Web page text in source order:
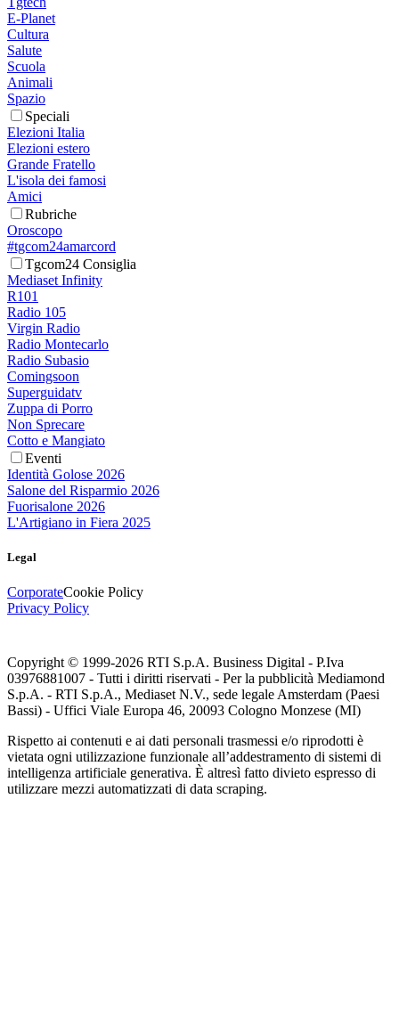
E-Planet
Cultura
Salute
Scuola
Animali
Spazio
Speciali
Elezioni Italia
Elezioni estero
Grande Fratello
L'isola dei famosi
Amici
Rubriche
Oroscopo
#tgcom24amarcord
Tgcom24 Consiglia
Mediaset Infinity
R101
Radio 105
Virgin Radio
Radio Montecarlo
Radio Subasio
Comingsoon
Superguidatv
Zuppa di Porro
Non Sprecare
Cotto e Mangiato
Eventi
Identità Golose 2026
Salone del Risparmio 2026
Fuorisalone 2026
L'Artigiano in Fiera 2025
Legal
CorporateCookie Policy
Privacy Policy
Copyright © 1999-2026 RTI S.p.A. Business Digital - P.Iva
03976881007 - Tutti i diritti riservati - Per la pubblicità Mediamond
S.p.A. - RTI S.p.A., Mediaset N.V., sede legale Amsterdam (Paesi
Bassi) - Uffici Viale Europa 46, 20093 Cologno Monzese (MI)
Rispetto ai contenuti e ai dati personali trasmessi e/o riprodotti è
vietata ogni utilizzazione funzionale all’addestramento di sistemi di
intelligenza artificiale generativa. È altresì fatto divieto espresso di
utilizzare mezzi automatizzati di data scraping.